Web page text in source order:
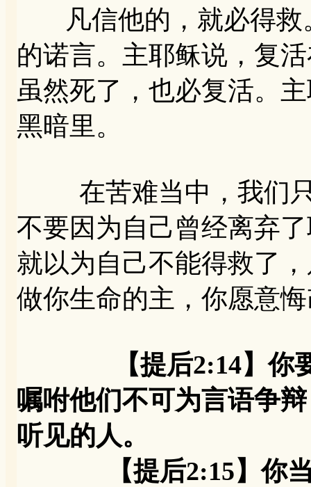
凡信他的，就必得救
的诺言。主耶稣说，复
虽然死了，也必复活。
黑暗里。
在苦难当中，我们只
不要因为自己曾经离弃
就以为自己不能得救了
做你生命的主，你愿意
【提后2:14】你
嘱咐他们不可为言语争
听见的人。
【提后2:15】你当